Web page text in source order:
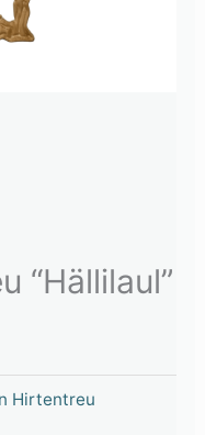
“Hällilaul”
Hirtentreu